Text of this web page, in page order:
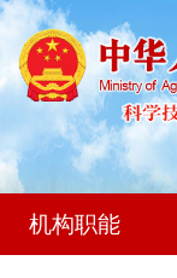
机构职能